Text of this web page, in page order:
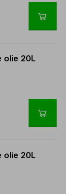
olie 20L
olie 20L